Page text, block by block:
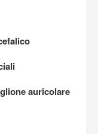
auricolare